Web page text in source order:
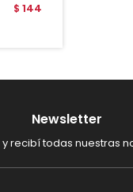
$ 144
Newsletter
y recibí todas nuestras